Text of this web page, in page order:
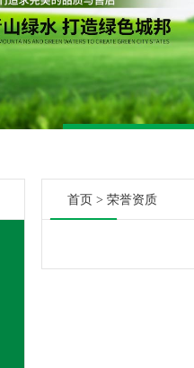
首页 > 荣誉资质